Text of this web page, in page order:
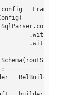
=
=